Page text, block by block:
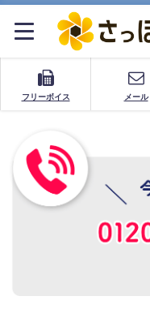
フリーボイス メール